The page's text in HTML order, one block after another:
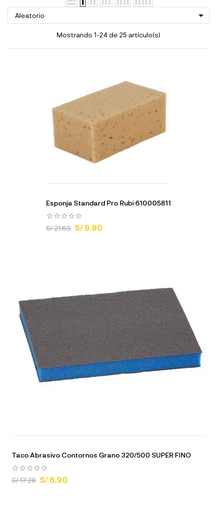
Aleatorio 
Mostrando 1-24 de 25 artículo(s)
Esponja Standard Pro Rubi 610005811
S/ 21.63 S/ 9.90
Taco Abrasivo Contornos Grano 320/500 SUPER FINO
S/ 17.28 S/ 6.90